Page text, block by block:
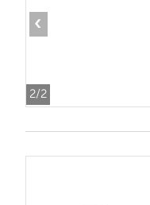
2/2
‹